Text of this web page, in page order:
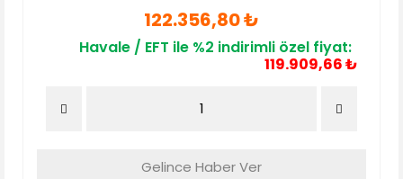
122.356,80 ₺
Havale / EFT ile %2 indirimli özel fiyat:
119.909,66 ₺
Gelince Haber Ver